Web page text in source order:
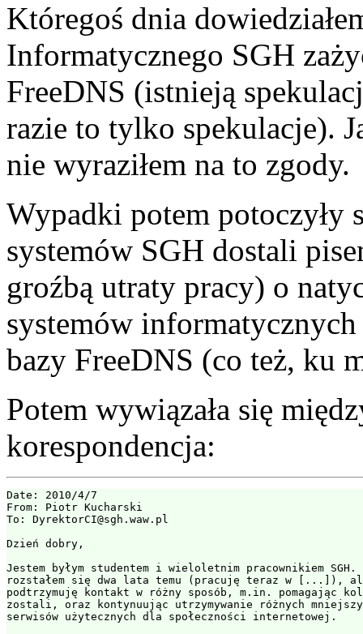
Któregoś dnia
Informatycznego SGH
FreeDNS (istnieją
razie to tylko spekulacje).
nie wyraziłem na to zgody.
Wypadki potem potoczyły
systemów SGH dostali
groźbą utraty pracy) o
systemów
bazy FreeDNS (co też, ku
Potem wywiązała się
korespondencja:
Date: 2010/4/7
From: Piotr Kucharski
To: DyrektorCI@sgh.waw.pl
Dzień dobry,
Jestem byłym studentem i wieloletnim pracownikiem
rozstałem się dwa lata temu (pracuję teraz w [...]),
podtrzymuję kontakt w różny sposób, m.in. pomagając
zostali, oraz kontynuując utrzymywanie różnych
serwisów użytecznych dla społeczności internetowej.